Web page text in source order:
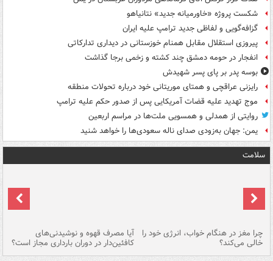
شکست پروژه «خاورمیانه جدید» نتانیاهو
گزافه‌گویی و لفاظی جدید ترامپ علیه ایران
پیروزی استقلال مقابل همنام خوزستانی در دیداری تدارکاتی
انفجار در حومه دمشق چند کشته و زخمی برجا گذاشت
بوسه‌ پدر بر پای پسر شهیدش
رایزنی عراقچی و همتای موریتانی خود درباره تحولات منطقه
موج تهدید علیه قضات آمریکایی پس از صدور حکم علیه ترامپ
روایتی از همدلی و همسویی ملت‌ها در مراسم اربعین
یمن: جهان به‌زودی صدای ناله سعودی‌ها را خواهد شنید
سلامت
چرا مغز در هنگام خواب، انرژی خود را
خالی می‌کند؟
آیا مصرف قهوه و نوشیدنی‌های
کافئین‌دار در دوران بارداری مجاز است؟